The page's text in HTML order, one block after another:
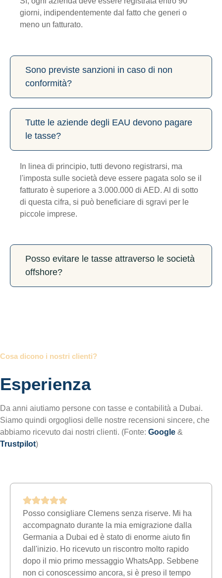
giorni, indipendentemente dal fatto che generi o
meno un fatturato.
Sono previste sanzioni in caso di non
conformità?
Tutte le aziende degli EAU devono pagare
le tasse?
In linea di principio, tutti devono registrarsi, ma
l'imposta sulle società deve essere pagata solo se il
fatturato è superiore a 3.000.000 di AED. Al di sotto
di questa cifra, si può beneficiare di sgravi per le
piccole imprese.
Posso evitare le tasse attraverso le società
offshore?
Cosa dicono i nostri clienti?
Esperienza
Da anni aiutiamo persone con tasse e contabilità a Dubai.
Siamo quindi orgogliosi delle nostre recensioni sincere, che
abbiamo ricevuto dai nostri clienti. (Fonte: Google &
Trustpilot)
Posso consigliare Clemens senza riserve. Mi ha
accompagnato durante la mia emigrazione dalla
Germania a Dubai ed è stato di enorme aiuto fin
dall'inizio. Ho ricevuto un riscontro molto rapido
dopo il mio primo messaggio WhatsApp. Sebbene
non ci conoscessimo ancora, si è preso il tempo